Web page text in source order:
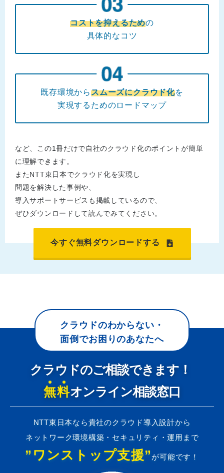
コストを抑えるための
具体的なコツ
既存環境からスムーズにクラウド化を
実現するためのロードマップ
など、この1冊だけで自社のクラウド化のポイントが簡単
に理解できます。
またNTT東日本でクラウド化を実現し
問題を解決した事例や、
導入サポートサービスも掲載しているので、
ぜひダウンロードして読んでみてください。
今すぐ無料ダウンロードする
クラウドのわからない・
面倒でお困りのあなたへ
クラウドのご相談できます！
無料オンライン相談窓口
NTT東日本なら貴社のクラウド導入設計から
ネットワーク環境構築・セキュリティ・運用まで
”ワンストップ支援” が可能です！